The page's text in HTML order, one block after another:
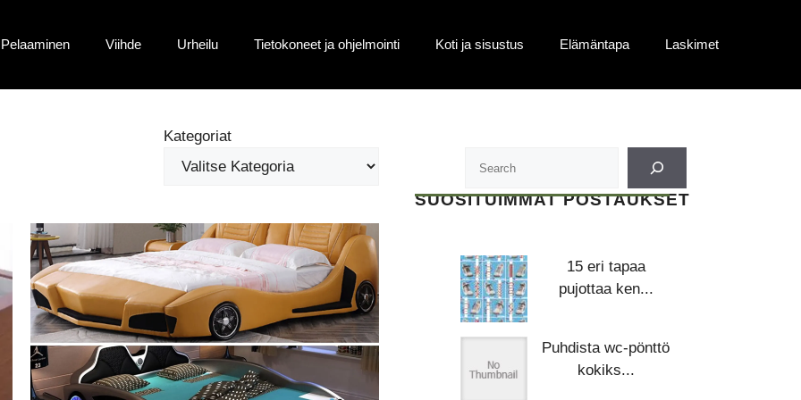
Pelaaminen Viihde Urheilu Tietokoneet ja ohjelmointi Koti ja sisustus Elämäntapa Laskimet
Kategoriat
SUOSITUIMMAT POSTAUKSET
15 eri tapaa
pujottaa ken...
Puhdista wc-pönttö
kokiks...